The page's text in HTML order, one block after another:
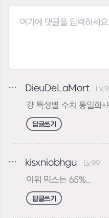
DieuDeLaMort
걍 특성별 수치 통일화
답글쓰기
kisxniobhgu Lv.99
이위 믹스는 65%...
답글쓰기